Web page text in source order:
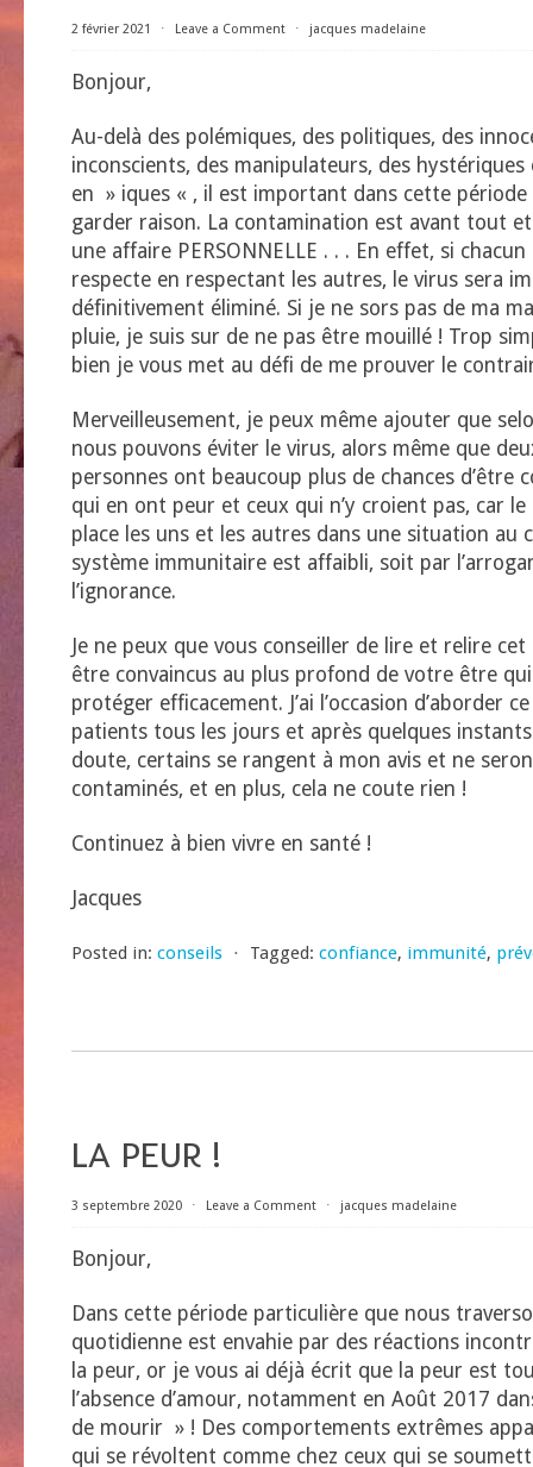
2 février 2021 ⋅ Leave a Comment ⋅ jacques madelaine
Bonjour,
Au-delà des polémiques, des politiques, des
inconscients, des manipulateurs, des
en » iques « , il est important dans cette période
garder raison. La contamination est avant tout
une affaire PERSONNELLE . . . En effet, si
respecte en respectant les autres, le virus sera
définitivement éliminé. Si je ne sors pas de ma
pluie, je suis sur de ne pas être mouillé ! Trop
bien je vous met au défi de me prouver le
Merveilleusement, je peux même ajouter que
nous pouvons éviter le virus, alors même que
personnes ont beaucoup plus de chances d’être
qui en ont peur et ceux qui n’y croient pas, car le
place les uns et les autres dans une situation au
système immunitaire est affaibli, soit par
l’ignorance.
Je ne peux que vous conseiller de lire et relire cet
être convaincus au plus profond de votre être
protéger efficacement. J’ai l’occasion d’aborder
patients tous les jours et après quelques
doute, certains se rangent à mon avis et ne
contaminés, et en plus, cela ne coute rien !
Continuez à bien vivre en santé !
Jacques
Posted in: conseils ⋅ Tagged: confiance, immunité,
LA PEUR !
3 septembre 2020 ⋅ Leave a Comment ⋅ jacques madelaine
Bonjour,
Dans cette période particulière que nous
quotidienne est envahie par des réactions
la peur, or je vous ai déjà écrit que la peur est
l’absence d’amour, notamment en Août 2017
de mourir » ! Des comportements extrêmes
qui se révoltent comme chez ceux qui se